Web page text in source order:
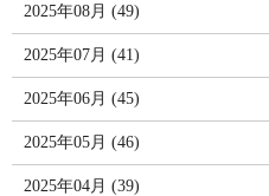
2025年08月 (49)
2025年07月 (41)
2025年06月 (45)
2025年05月 (46)
2025年04月 (39)